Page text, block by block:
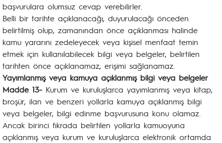
başvurulara olumsuz cevap verebilirler.
Belli bir tarihte açıklanacağı, duyurulacağı önceden
belirtilmiş olup, zamanından önce açıklanması halinde
kamu yararını zedeleyecek veya kişisel menfaat temin
etmek için kullanılabilecek bilgi veya belgeler, belirtilen
tarihten önce açıklanamaz, erişimi sağlanamaz.
Yayımlanmış veya kamuya açıklanmış bilgi veya belgeler
Madde 13- Kurum ve kuruluşlarca yayımlanmış veya kitap,
broşür, ilan ve benzeri yollarla kamuya açıklanmış bilgi
veya belgeler, bilgi edinme başvurusuna konu olamaz.
Ancak birinci fıkrada belirtilen yollarla kamuoyuna
açıklanmış veya kurum ve kuruluşlarca elektronik ortamda